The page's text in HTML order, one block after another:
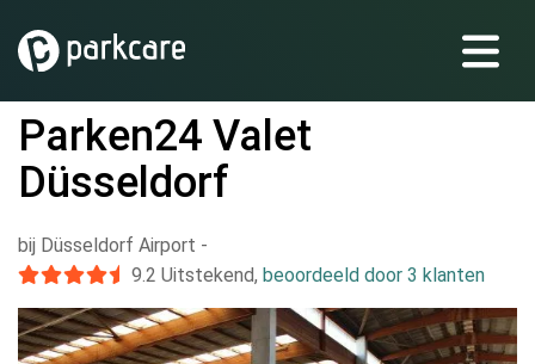
Parken24 Valet
Düsseldorf
bij Düsseldorf Airport -
9.2 Uitstekend, beoordeeld door 3 klanten